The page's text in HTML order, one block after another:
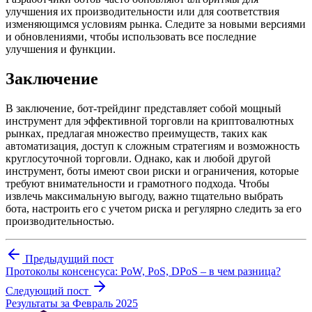
улучшения их производительности или для соответствия
изменяющимся условиям рынка. Следите за новыми версиями
и обновлениями, чтобы использовать все последние
улучшения и функции.
Заключение
В заключение, бот-трейдинг представляет собой мощный
инструмент для эффективной торговли на криптовалютных
рынках, предлагая множество преимуществ, таких как
автоматизация, доступ к сложным стратегиям и возможность
круглосуточной торговли. Однако, как и любой другой
инструмент, боты имеют свои риски и ограничения, которые
требуют внимательности и грамотного подхода. Чтобы
извлечь максимальную выгоду, важно тщательно выбрать
бота, настроить его с учетом риска и регулярно следить за его
производительностью.
Предыдущий пост
Протоколы консенсуса: PoW, PoS, DPoS – в чем разница?
Следующий пост
Результаты за Февраль 2025